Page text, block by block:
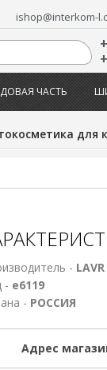
ishop@interkom-
ЧАСТЬ
для
- LAVR
- е6119
- РОССИЯ
Адрес